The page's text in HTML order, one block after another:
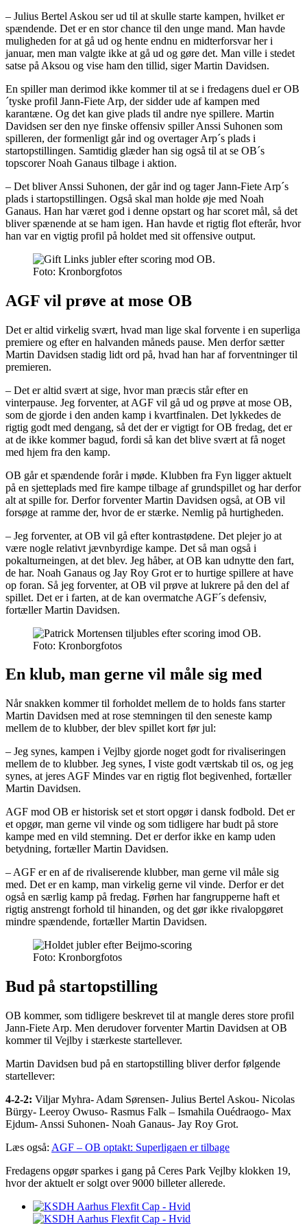
– Julius Bertel Askou ser ud til at skulle starte kampen, hvilket er
spændende. Det er en stor chance til den unge mand. Man havde
muligheden for at gå ud og hente endnu en midterforsvar her i
januar, men man valgte ikke at gå ud og gøre det. Man ville i stedet
satse på Aksou og vise ham den tillid, siger Martin Davidsen.
En spiller man derimod ikke kommer til at se i fredagens duel er OB
´tyske profil Jann-Fiete Arp, der sidder ude af kampen med
karantæne. Og det kan give plads til andre nye spillere. Martin
Davidsen ser den nye finske offensiv spiller Anssi Suhonen som
spilleren, der formenligt går ind og overtager Arp´s plads i
startopstillingen. Samtidig glæder han sig også til at se OB´s
topscorer Noah Ganaus tilbage i aktion.
– Det bliver Anssi Suhonen, der går ind og tager Jann-Fiete Arp´s
plads i startopstillingen. Også skal man holde øje med Noah
Ganaus. Han har været god i denne opstart og har scoret mål, så det
bliver spænende at se ham igen. Han havde et rigtig flot efterår, hvor
han var en vigtig profil på holdet med sit offensive output.
Foto: Kronborgfotos
AGF vil prøve at mose OB
Det er altid virkelig svært, hvad man lige skal forvente i en superliga
premiere og efter en halvanden måneds pause. Men derfor sætter
Martin Davidsen stadig lidt ord på, hvad han har af forventninger til
premieren.
– Det er altid svært at sige, hvor man præcis står efter en
vinterpause. Jeg forventer, at AGF vil gå ud og prøve at mose OB,
som de gjorde i den anden kamp i kvartfinalen. Det lykkedes de
rigtig godt med dengang, så det der er vigtigt for OB fredag, det er
at de ikke kommer bagud, fordi så kan det blive svært at få noget
med hjem fra den kamp.
OB går et spændende forår i møde. Klubben fra Fyn ligger aktuelt
på en sjetteplads med fire kampe tilbage af grundspillet og har derfor
alt at spille for. Derfor forventer Martin Davidsen også, at OB vil
forsøge at ramme der, hvor de er stærke. Nemlig på hurtigheden.
– Jeg forventer, at OB vil gå efter kontrastødene. Det plejer jo at
være nogle relativt jævnbyrdige kampe. Det så man også i
pokalturneingen, at det blev. Jeg håber, at OB kan udnytte den fart,
de har. Noah Ganaus og Jay Roy Grot er to hurtige spillere at have
op foran. Så jeg forventer, at OB vil prøve at lukrere på den del af
spillet. Det er i farten, at de kan overmatche AGF´s defensiv,
fortæller Martin Davidsen.
Foto: Kronborgfotos
En klub, man gerne vil måle sig med
Når snakken kommer til forholdet mellem de to holds fans starter
Martin Davidsen med at rose stemningen til den seneste kamp
mellem de to klubber, der blev spillet kort før jul:
– Jeg synes, kampen i Vejlby gjorde noget godt for rivaliseringen
mellem de to klubber. Jeg synes, I viste godt værtskab til os, og jeg
synes, at jeres AGF Mindes var en rigtig flot begivenhed, fortæller
Martin Davidsen.
AGF mod OB er historisk set et stort opgør i dansk fodbold. Det er
et opgør, man gerne vil vinde og som tidligere har budt på store
kampe med en vild stemning. Det er derfor ikke en kamp uden
betydning, fortæller Martin Davidsen.
– AGF er en af de rivaliserende klubber, man gerne vil måle sig
med. Det er en kamp, man virkelig gerne vil vinde. Derfor er det
også en særlig kamp på fredag. Førhen har fangrupperne haft et
rigtig anstrengt forhold til hinanden, og det gør ikke rivalopgøret
mindre spændende, fortæller Martin Davidsen.
Foto: Kronborgfotos
Bud på startopstilling
OB kommer, som tidligere beskrevet til at mangle deres store profil
Jann-Fiete Arp. Men derudover forventer Martin Davidsen at OB
kommer til Vejlby i stærkeste startellever.
Martin Davidsen bud på en startopstilling bliver derfor følgende
startellever:
4-2-2: Viljar Myhra- Adam Sørensen- Julius Bertel Askou- Nicolas
Bürgy- Leeroy Owuso- Rasmus Falk – Ismahila Ouédraogo- Max
Ejdum- Anssi Suhonen- Noah Ganaus- Jay Roy Grot.
Læs også: AGF – OB optakt: Superligaen er tilbage
Fredagens opgør sparkes i gang på Ceres Park Vejlby klokken 19,
hvor der aktuelt er solgt over 9000 billeter allerede.